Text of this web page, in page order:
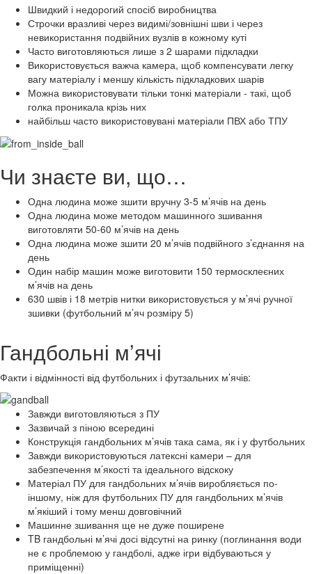
Швидкий і недорогий спосіб виробництва
Строчки вразливі через видимі/зовнішні шви і через
невикористання подвійних вузлів в кожному куті
Часто виготовляються лише з 2 шарами підкладки
Використовується важча камера, щоб компенсувати легку
вагу матеріалу і меншу кількість підкладкових шарів
Можна використовувати тільки тонкі матеріали - такі, щоб
голка проникала крізь них
найбільш часто використовувані матеріали ПВХ або ТПУ
Чи знаєте ви, що…
Одна людина може зшити вручну 3-5 м’ячів на день
Одна людина може методом машинного зшивання
виготовляти 50-60 м’ячів на день
Одна людина може зшити 20 м’ячів подвійного з’єднання на
день
Один набір машин може виготовити 150 термосклеєних
м’ячів на день
630 швів і 18 метрів нитки використовується у м’ячі ручної
зшивки (футбольний м’яч розміру 5)
Гандбольні м’ячі
Факти і відмінності від футбольних і футзальних м’ячів:
Завжди виготовляються з ПУ
Зазвичай з піною всередині
Конструкція гандбольних м’ячів така сама, як і у футбольних
Завжди використовуються латексні камери – для
забезпечення м’якості та ідеального відскоку
Матеріал ПУ для гандбольних м’ячів виробляється по-
іншому, ніж для футбольних ПУ для гандбольних м’ячів
м’якіший і тому менш довговічний
Машинне зшивання ще не дуже поширене
TB гандбольні м’ячі досі відсутні на ринку (поглинання води
не є проблемою у гандболі, адже ігри відбуваються у
приміщенні)